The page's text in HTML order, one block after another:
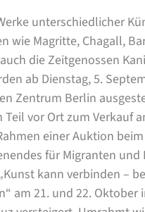
unterschiedlicher
wie Magritte, Chagall,
die Zeitgenossen
ab Dienstag, 5.
Zentrum Berlin
Teil vor Ort zum Verkauf
einer Auktion
für Migranten
kann verbinden –
am 21. und 22. Oktober